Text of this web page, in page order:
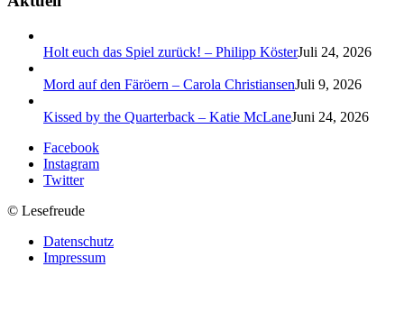
Holt euch das Spiel zurück! – Philipp KösterJuli 24, 2026
Mord auf den Färöern – Carola ChristiansenJuli 9, 2026
Kissed by the Quarterback – Katie McLaneJuni 24, 2026
Facebook
Instagram
Twitter
© Lesefreude
Datenschutz
Impressum